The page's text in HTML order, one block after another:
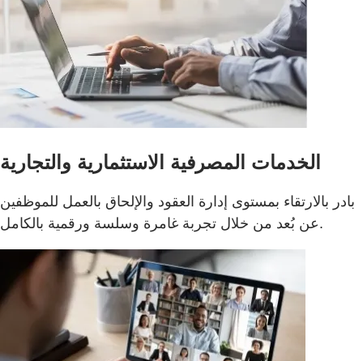
الخدمات المصرفية الاستثمارية والتجارية
بادر بالارتقاء بمستوى إدارة العقود والإلحاق بالعمل للموظفين
عن بُعد من خلال تجربة غامرة وسلسة ورقمية بالكامل.